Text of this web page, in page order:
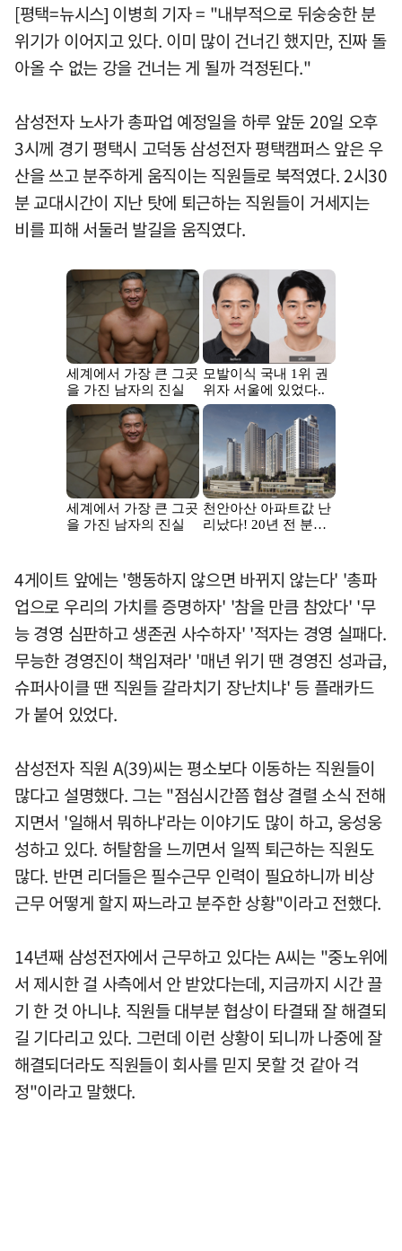
[평택=뉴시스] 이병희 기자 = "내부적으로 뒤숭숭한 분
위기가 이어지고 있다. 이미 많이 건너긴 했지만, 진짜 돌
아올 수 없는 강을 건너는 게 될까 걱정된다."
삼성전자 노사가 총파업 예정일을 하루 앞둔 20일 오후
3시께 경기 평택시 고덕동 삼성전자 평택캠퍼스 앞은 우
산을 쓰고 분주하게 움직이는 직원들로 북적였다. 2시30
분 교대시간이 지난 탓에 퇴근하는 직원들이 거세지는
비를 피해 서둘러 발길을 움직였다.
4게이트 앞에는 '행동하지 않으면 바뀌지 않는다' '총파
업으로 우리의 가치를 증명하자' '참을 만큼 참았다' '무
능 경영 심판하고 생존권 사수하자' '적자는 경영 실패다.
무능한 경영진이 책임져라' '매년 위기 땐 경영진 성과급,
슈퍼사이클 땐 직원들 갈라치기 장난치냐' 등 플래카드
가 붙어 있었다.
삼성전자 직원 A(39)씨는 평소보다 이동하는 직원들이
많다고 설명했다. 그는 "점심시간쯤 협상 결렬 소식 전해
지면서 '일해서 뭐하냐'라는 이야기도 많이 하고, 웅성웅
성하고 있다. 허탈함을 느끼면서 일찍 퇴근하는 직원도
많다. 반면 리더들은 필수근무 인력이 필요하니까 비상
근무 어떻게 할지 짜느라고 분주한 상황"이라고 전했다.
14년째 삼성전자에서 근무하고 있다는 A씨는 "중노위에
서 제시한 걸 사측에서 안 받았다는데, 지금까지 시간 끌
기 한 것 아니냐. 직원들 대부분 협상이 타결돼 잘 해결되
길 기다리고 있다. 그런데 이런 상황이 되니까 나중에 잘
해결되더라도 직원들이 회사를 믿지 못할 것 같아 걱
정"이라고 말했다.